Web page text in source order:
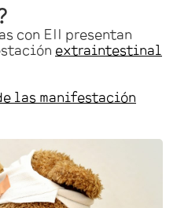
con EII presentan
extraintestinal
las manifestación